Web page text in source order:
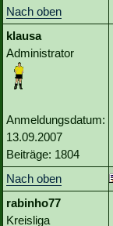
Nach oben
klausa
Administrator
Anmeldungsdatum:
13.09.2007
Beiträge: 1804
Nach oben
rabinho77
Kreisliga